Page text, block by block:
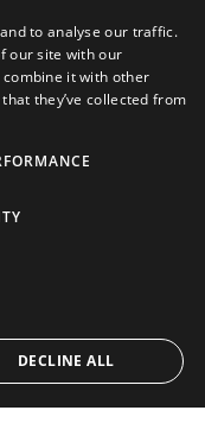
czyli o
coś osobliwego.
się go
wybrana
to analyse our traffic.
our site with our
it with other
they’ve collected from
DECLINE ALL